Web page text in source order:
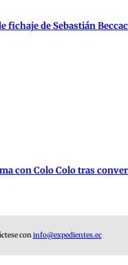
fichaje de Sebastián
con Colo Colo tras
coninfo@expedientes.ec